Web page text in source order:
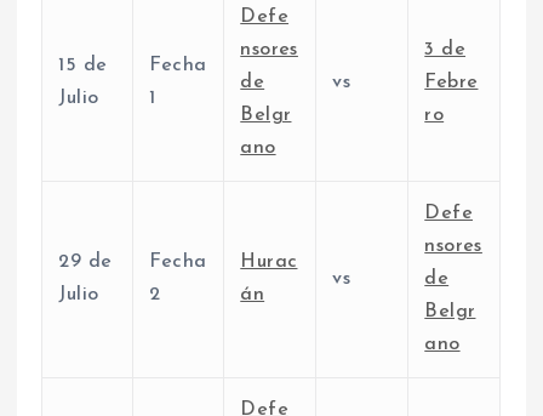
15 de
Julio
Fecha
1
Defe
nsores
de
Belgr
ano
vs
3 de
Febre
ro
29 de
Julio
Fecha
2
Hurac
án
vs
Defe
nsores
de
Belgr
ano
Defe